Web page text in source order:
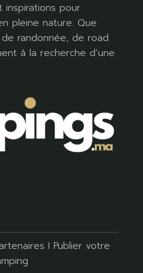
inspirations pour
pleine nature. Que
randonnée, de road
à la recherche d’une
I Publier votre